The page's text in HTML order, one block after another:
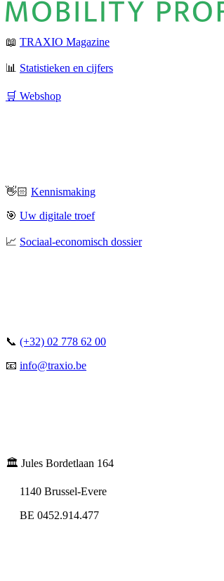
📖 TRAXIO Magazine
📊 Statistieken en cijfers
🛒 Webshop
👋🏻 Kennismaking
🎯 Uw digitale troef
📈 Sociaal-economisch dossier
📞 (+32) 02 778 62 00
📧 info@traxio.be
🏛️ Jules Bordetlaan 164
1140 Brussel-Evere
BE 0452.914.477